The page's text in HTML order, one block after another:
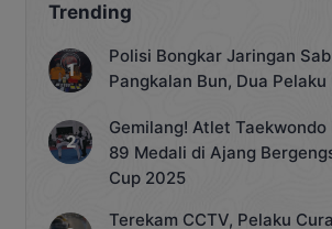
Trending
Polisi Bongkar Jaringan
Pangkalan Bun, Dua Pelaku
Gemilang! Atlet Taekwondo
89 Medali di Ajang
Cup 2025
Terekam CCTV, Pelaku